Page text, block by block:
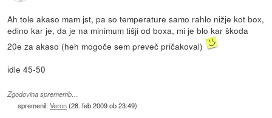
Ah tole akaso mam jst, pa so temperature samo rahlo nižje kot box,
edino kar je, da je na minimum tišji od boxa, mi je blo kar škoda
20e za akaso (heh mogoče sem preveč pričakoval)
idle 45-50
Zgodovina sprememb…
spremenil:Veron(28. feb 2009 ob 23:49)